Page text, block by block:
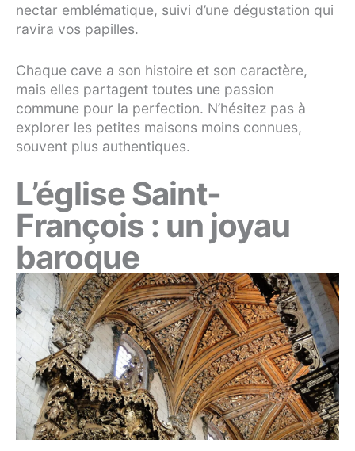
nectar emblématique, suivi d’une dégustation qui
ravira vos papilles.
Chaque cave a son histoire et son caractère,
mais elles partagent toutes une passion
commune pour la perfection. N’hésitez pas à
explorer les petites maisons moins connues,
souvent plus authentiques.
L’église Saint-
François : un joyau
baroque